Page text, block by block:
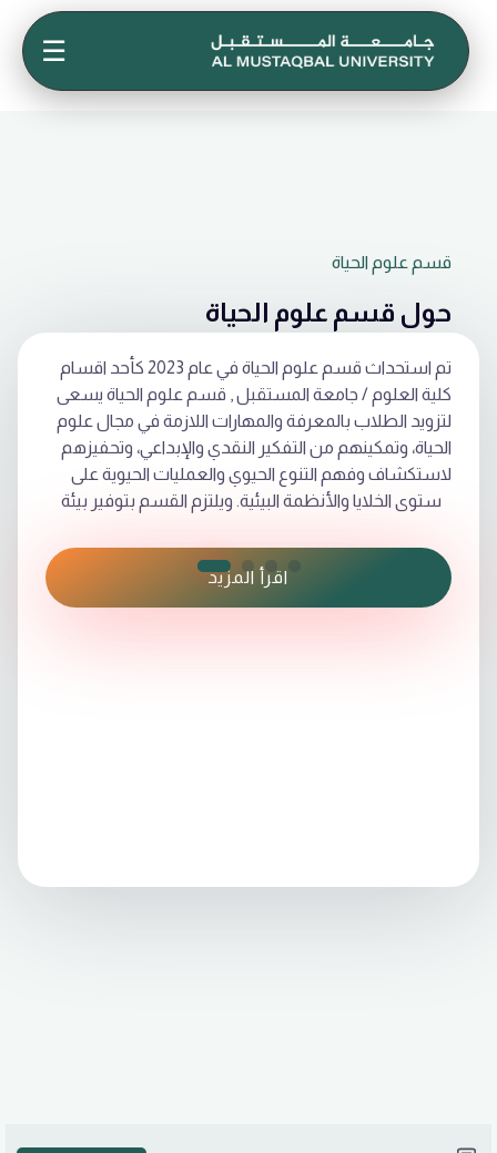
☰
قسم علوم الحياة
حول قسم علوم الحياة
تم استحداث قسم علوم الحياة في عام 2023 كأحد اقسام
كلية العلوم / جامعة المستقبل , قسم علوم الحياة يسعى
لتزويد الطلاب بالمعرفة والمهارات اللازمة في مجال علوم
الحياة، وتمكينهم من التفكير النقدي والإبداعي، وتحفيزهم
لاستكشاف وفهم التنوع الحيوي والعمليات الحيوية على
مستوى الخلايا والأنظمة البيئية. ويلتزم القسم بتوفير بيئة
العلمي والمشاركة المجتمعية,يهدف القسم إلى تزويد
الطلاب بفهم عميق للكائنات الحية ,نسعى لتخريج أجيال
من الخبراء في مجالات علوم الحياة، مؤهلين للمساهمة في
اقرأ المزيد